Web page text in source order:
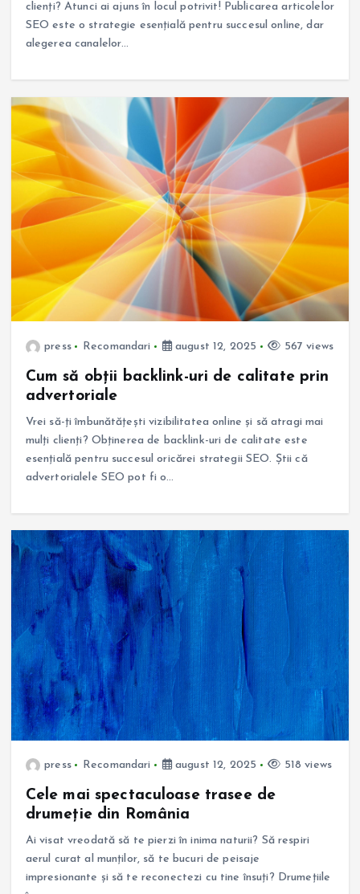
clienți? Atunci ai ajuns în locul potrivit! Publicarea articolelor
SEO este o strategie esențială pentru succesul online, dar
alegerea canalelor…
press Recomandari august 12, 2025 567 views
Cum să obții backlink-uri de calitate prin
advertoriale
Vrei să-ți îmbunătățești vizibilitatea online și să atragi mai
mulți clienți? Obținerea de backlink-uri de calitate este
esențială pentru succesul oricărei strategii SEO. Știi că
advertorialele SEO pot fi o…
press Recomandari august 12, 2025 518 views
Cele mai spectaculoase trasee de
drumeție din România
Ai visat vreodată să te pierzi în inima naturii? Să respiri
aerul curat al munților, să te bucuri de peisaje
impresionante și să te reconectezi cu tine însuți? Drumețiile